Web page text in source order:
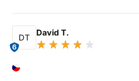
DT
6
David T.